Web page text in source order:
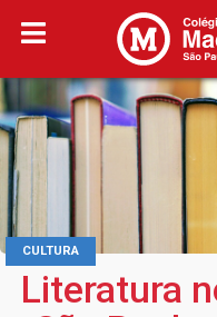
CULTURA
Literatura